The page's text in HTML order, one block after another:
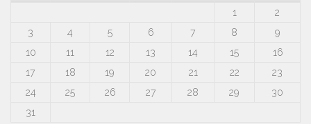
1
2
3
4 5 6 7 8
9
10
11 12 13 14 15
16
17
18 19 20 21 22
23
24
25 26 27 28 29
30
31